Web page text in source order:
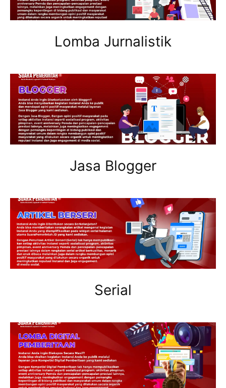
Lomba Jurnalistik
Jasa Blogger
Serial